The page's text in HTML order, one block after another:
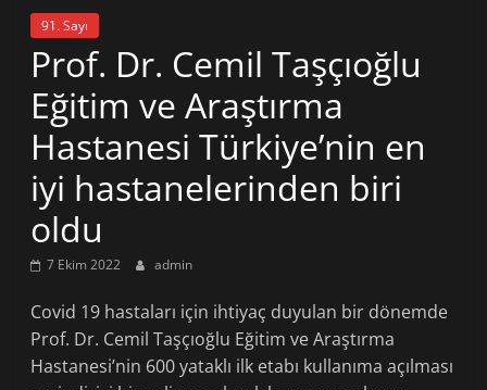
91. Sayı
Prof. Dr. Cemil Taşçıoğlu
Eğitim ve Araştırma
Hastanesi Türkiye’nin en
iyi hastanelerinden biri
oldu
7 Ekim 2022 admin
Covid 19 hastaları için ihtiyaç duyulan bir dönemde
Prof. Dr. Cemil Taşçıoğlu Eğitim ve Araştırma
Hastanesi’nin 600 yataklı ilk etabı kullanıma açılması